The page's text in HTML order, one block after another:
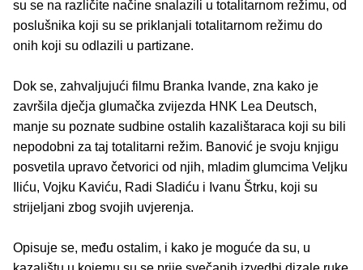
su se na različite načine snalazili u totalitarnom režimu, od
poslušnika koji su se priklanjali totalitarnom režimu do
onih koji su odlazili u partizane.
Dok se, zahvaljujući filmu Branka Ivande, zna kako je
završila dječja glumačka zvijezda HNK Lea Deutsch,
manje su poznate sudbine ostalih kazalištaraca koji su bili
nepodobni za taj totalitarni režim. Banović je svoju knjigu
posvetila upravo četvorici od njih, mladim glumcima Veljku
Iliću, Vojku Kaviću, Radi Sladiću i Ivanu Štrku, koji su
strijeljani zbog svojih uvjerenja.
Opisuje se, među ostalim, i kako je moguće da su, u